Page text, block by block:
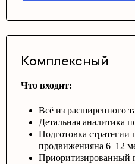
Комплексный
Что входит:
Всё из расширенного
Детальная аналитика
Подготовка стратегии
продвиженияна 6–12
Приоритизированный